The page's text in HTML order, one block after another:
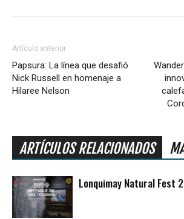
Artículo anterior
Papsura: La línea que desafió
Nick Russell en homenaje a
Hilaree Nelson
ARTÍCULOS RELACIONADOS
Lonquimay Natural Fest